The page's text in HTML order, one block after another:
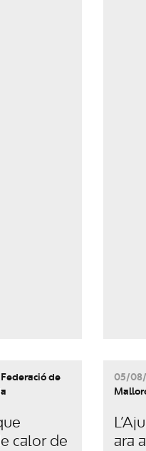
Federació de
calor de
05/
ara